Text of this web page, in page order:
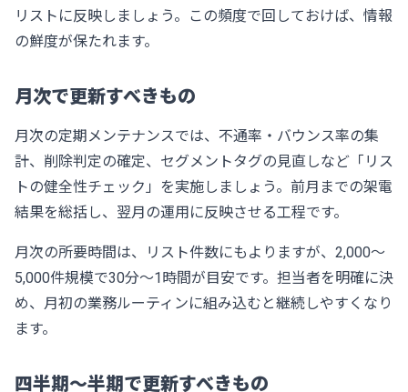
リストに反映しましょう。この頻度で回しておけば、情報
の鮮度が保たれます。
月次で更新すべきもの
月次の定期メンテナンスでは、不通率・バウンス率の集
計、削除判定の確定、セグメントタグの見直しなど「リス
トの健全性チェック」を実施しましょう。前月までの架電
結果を総括し、翌月の運用に反映させる工程です。
月次の所要時間は、リスト件数にもよりますが、2,000〜
5,000件規模で30分〜1時間が目安です。担当者を明確に決
め、月初の業務ルーティンに組み込むと継続しやすくなり
ます。
四半期〜半期で更新すべきもの